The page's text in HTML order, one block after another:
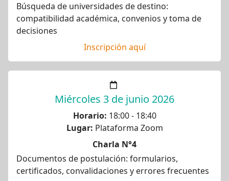
Búsqueda de universidades de destino:
compatibilidad académica, convenios y toma de
decisiones
Inscripción aquí
Miércoles 3 de junio 2026
Horario: 18:00 - 18:40
Lugar: Plataforma Zoom
Charla N°4
Documentos de postulación: formularios,
certificados, convalidaciones y errores frecuentes